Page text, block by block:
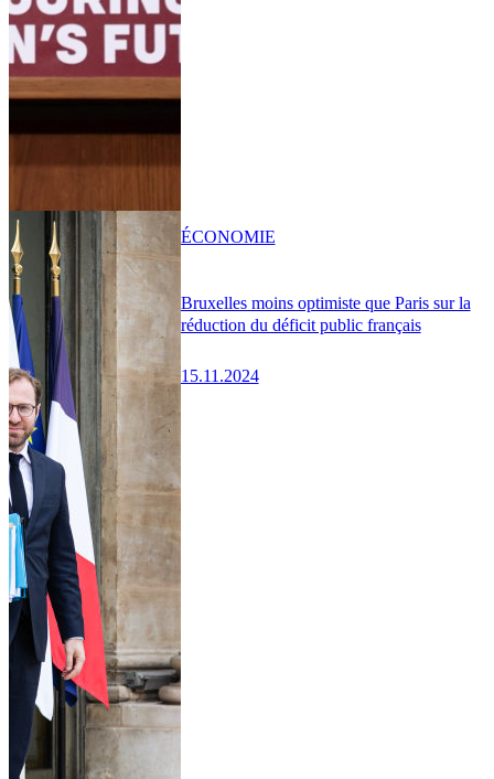
Bruxelles moins optimiste que Paris sur la
réduction du déficit public français
15.11.2024
ÉCONOMIE